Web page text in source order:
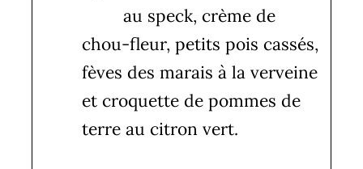
au speck, crème de
chou-fleur, petits pois cassés,
fèves des marais à la verveine
et croquette de pommes de
terre au citron vert.